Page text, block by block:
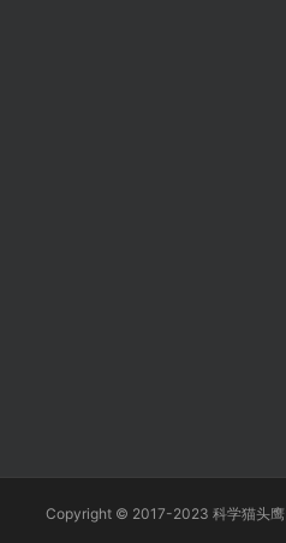
Copyright © 2017-2023 科学猫头